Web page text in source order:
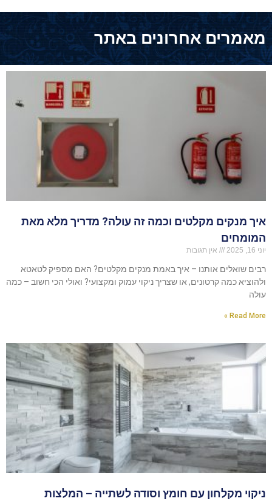
מאמרים אחרונים באתר
איך מנקים מקלטים וכמה זה עולה? מדריך מלא מאת
המומחים
יוני 16, 2025 אין תגובות
רבים שואלים אותנו – איך באמת מנקים מקלטים? האם מספיק לטאטא
ולהוציא כמה קרטונים, או שצריך ניקוי עמוק ומקצועי? ואולי הכי חשוב – כמה
עולה
Read More »
ניקוי מקלחון עם חומץ וסודה לשתייה – המלצות